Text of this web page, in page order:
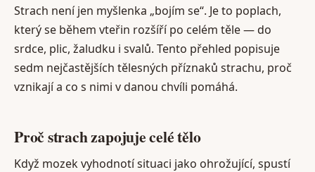
Strach není jen myšlenka „bojím se“. Je to poplach,
který se během vteřin rozšíří po celém těle — do
srdce, plic, žaludku i svalů. Tento přehled popisuje
sedm nejčastějších tělesných příznaků strachu, proč
vznikají a co s nimi v danou chvíli pomáhá.
Proč strach zapojuje celé tělo
Když mozek vyhodnotí situaci jako ohrožující, spustí